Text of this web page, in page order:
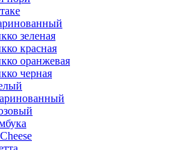
зеленая
красная
оранжевая
черная